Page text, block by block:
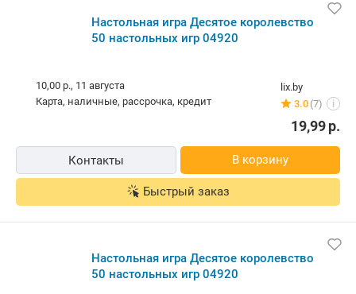
Настольная игра Десятое королевство
50 настольных игр 04920
lix.by
3.0 (7) i
10,00 р., 11 августа
карта, наличные, рассрочка, кредит
19,99р.
Контакты В корзину
Быстрый заказ
Настольная игра Десятое королевство
50 настольных игр 04920